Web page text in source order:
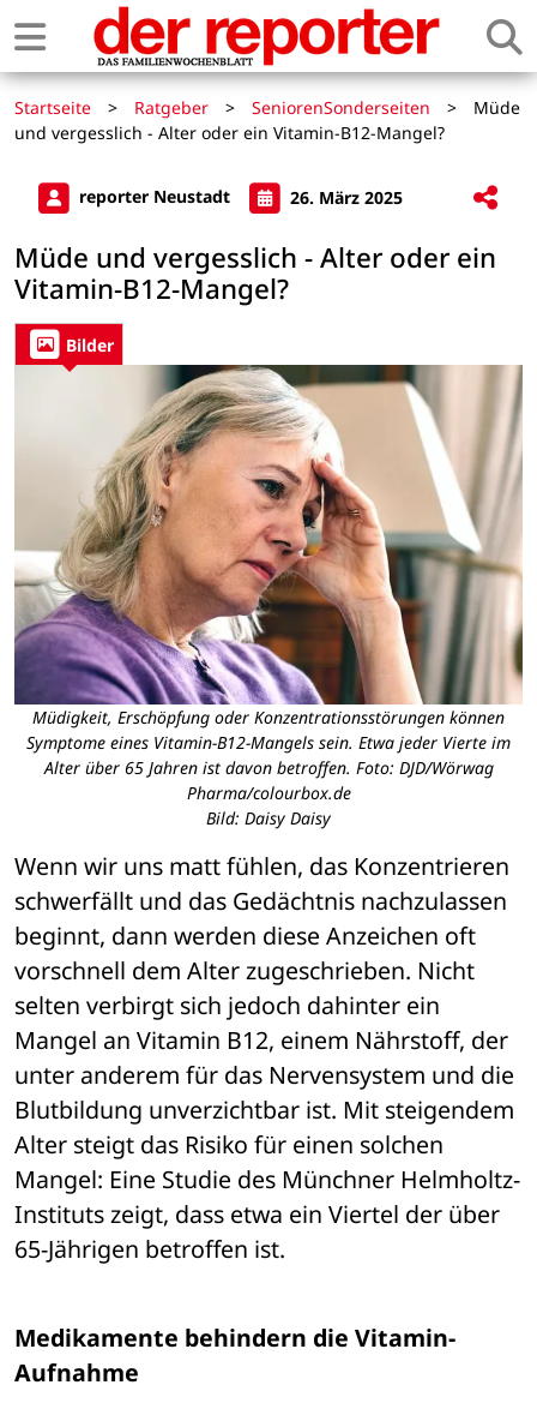
Startseite > Ratgeber > SeniorenSonderseiten >
Müde
und vergesslich - Alter oder ein Vitamin-B12-Mangel?
reporter Neustadt 26. März 2025
Müde und vergesslich - Alter oder ein
Vitamin-B12-Mangel?
Bilder
Müdigkeit, Erschöpfung oder Konzentrationsstörungen können
Symptome eines Vitamin-B12-Mangels sein. Etwa jeder Vierte im
Alter über 65 Jahren ist davon betroffen. Foto: DJD/Wörwag
Pharma/colourbox.de
Bild: Daisy Daisy
Wenn wir uns matt fühlen, das Konzentrieren
schwerfällt und das Gedächtnis nachzulassen
beginnt, dann werden diese Anzeichen oft
vorschnell dem Alter zugeschrieben. Nicht
selten verbirgt sich jedoch dahinter ein
Mangel an Vitamin B12, einem Nährstoff, der
unter anderem für das Nervensystem und die
Blutbildung unverzichtbar ist. Mit steigendem
Alter steigt das Risiko für einen solchen
Mangel: Eine Studie des Münchner Helmholtz-
Instituts zeigt, dass etwa ein Viertel der über
65-Jährigen betroffen ist.
Medikamente behindern die Vitamin-
Aufnahme